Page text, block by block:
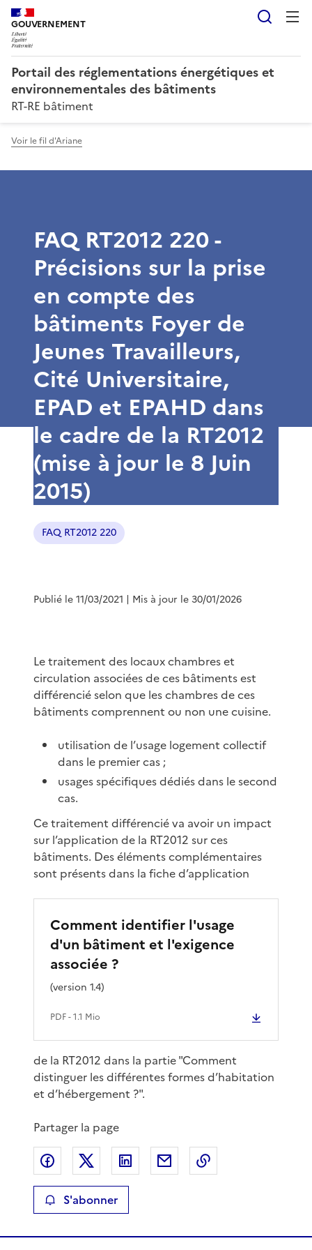
GOUVERNEMENT
Portail des réglementations énergétiques et
environnementales des bâtiments
RT-RE bâtiment
Voir le fil d'Ariane
FAQ RT2012 220 -
Précisions sur la prise
en compte des
bâtiments Foyer de
Jeunes Travailleurs,
Cité Universitaire,
EPAD et EPAHD dans
le cadre de la RT2012
(mise à jour le 8 Juin
2015)
FAQ RT2012 220
Publié le 11/03/2021 | Mis à jour le 30/01/2026
Le traitement des locaux chambres et
circulation associées de ces bâtiments est
différencié selon que les chambres de ces
bâtiments comprennent ou non une cuisine.
utilisation de l’usage logement collectif
dans le premier cas ;
usages spécifiques dédiés dans le second
cas.
Ce traitement différencié va avoir un impact
sur l’application de la RT2012 sur ces
bâtiments. Des éléments complémentaires
sont présents dans la fiche d’application
Comment identifier l'usage
d'un bâtiment et l'exigence
associée ?
PDF- 1.1 Mio
(version 1.4)
de la RT2012 dans la partie "Comment
distinguer les différentes formes d’habitation
et d’hébergement ?".
Partager la page
Partager sur Facebook
Partager sur XPartager sur LinkedIn
Partager par email
S'abonner